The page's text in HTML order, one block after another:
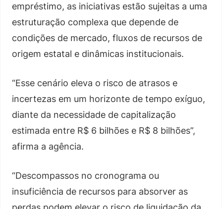
empréstimo, as iniciativas estão sujeitas a uma
estruturação complexa que depende de
condições de mercado, fluxos de recursos de
origem estatal e dinâmicas institucionais.
“Esse cenário eleva o risco de atrasos e
incertezas em um horizonte de tempo exíguo,
diante da necessidade de capitalização
estimada entre R$ 6 bilhões e R$ 8 bilhões”,
afirma a agência.
“Descompassos no cronograma ou
insuficiência de recursos para absorver as